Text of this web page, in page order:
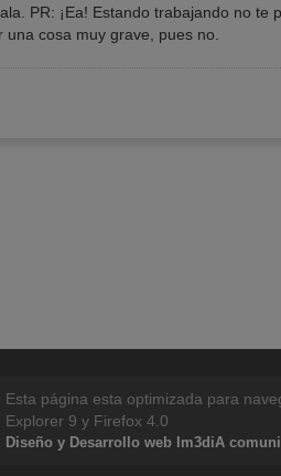
PR: ¡Ea! Estando trabajando no te
cosa muy grave, pues no.
Esta página esta optimizada para
Explorer 9 y Firefox 4.0
Diseño y Desarrollo web Im3diA